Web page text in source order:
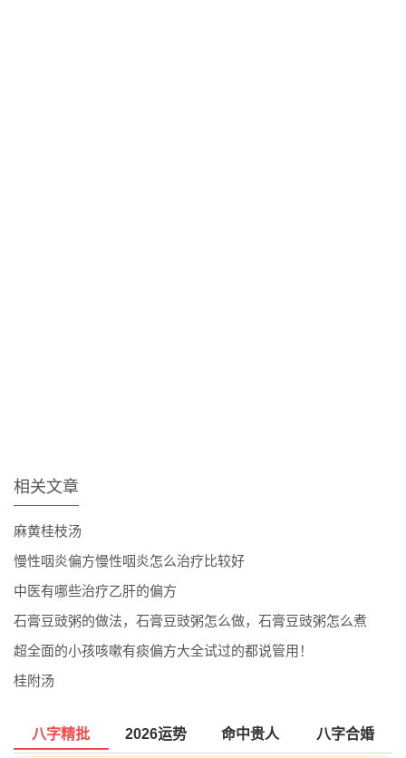
相关文章
麻黄桂枝汤
慢性咽炎偏方慢性咽炎怎么治疗比较好
中医有哪些治疗乙肝的偏方
石膏豆豉粥的做法，石膏豆豉粥怎么做，石膏豆豉粥怎么煮
超全面的小孩咳嗽有痰偏方大全试过的都说管用！
桂附汤
八字精批 2026运势 命中贵人 八字合婚